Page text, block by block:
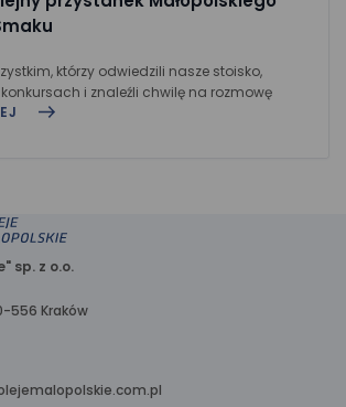
którzy odwiedzili nasze stoisko,
konkursach i znaleźli chwilę na rozmowę
sp. z o.o.
556 Kraków